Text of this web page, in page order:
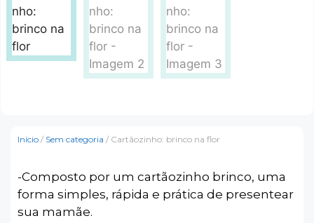
Início / Sem categoria / Cartãozinho: brinco na flor
-Composto por um cartãozinho brinco, uma
forma simples, rápida e prática de presentear
sua mamãe.